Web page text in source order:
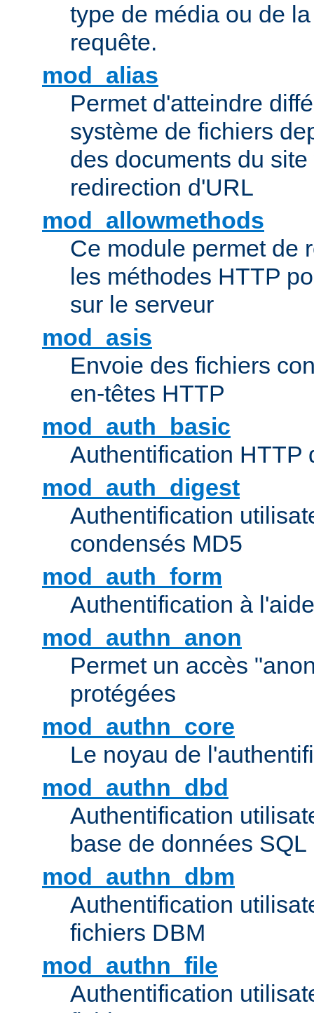
type de média ou de
requête.
mod_alias
Permet d'atteindre
système de fichiers
des documents du
redirection d'URL
mod_allowmethods
Ce module permet de
les méthodes HTTP
sur le serveur
mod_asis
Envoie des fichiers
en-têtes HTTP
mod_auth_basic
Authentification HTTP
mod_auth_digest
Authentification
condensés MD5
mod_auth_form
Authentification à
mod_authn_anon
Permet un accès
protégées
mod_authn_core
Le noyau de
mod_authn_dbd
Authentification
base de données SQL
mod_authn_dbm
Authentification
fichiers DBM
mod_authn_file
Authentification